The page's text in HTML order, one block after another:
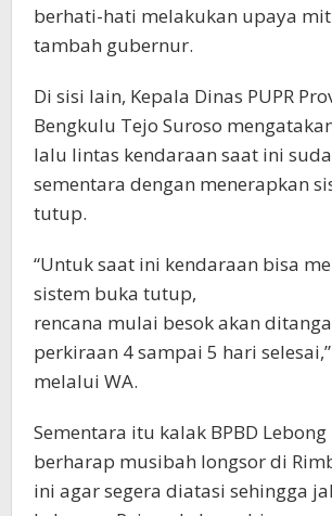
berhati-hati melakukan upaya
tambah gubernur.
Di sisi lain, Kepala Dinas PUPR
Bengkulu Tejo Suroso
lalu lintas kendaraan saat ini
sementara dengan menerapkan
tutup.
“Untuk saat ini kendaraan bisa
sistem buka tutup,
rencana mulai besok akan
perkiraan 4 sampai 5 hari
melalui WA.
Sementara itu kalak BPBD
berharap musibah longsor di
ini agar segera diatasi sehingga